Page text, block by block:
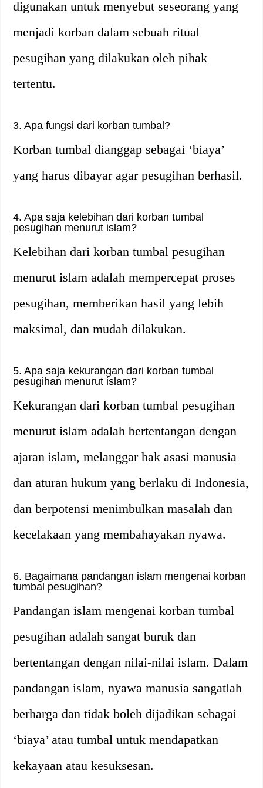
digunakan untuk menyebut seseorang yang
menjadi korban dalam sebuah ritual
pesugihan yang dilakukan oleh pihak
tertentu.
3. Apa fungsi dari korban tumbal?
Korban tumbal dianggap sebagai ‘biaya’
yang harus dibayar agar pesugihan berhasil.
4. Apa saja kelebihan dari korban tumbal
pesugihan menurut islam?
Kelebihan dari korban tumbal pesugihan
menurut islam adalah mempercepat proses
pesugihan, memberikan hasil yang lebih
maksimal, dan mudah dilakukan.
5. Apa saja kekurangan dari korban tumbal
pesugihan menurut islam?
Kekurangan dari korban tumbal pesugihan
menurut islam adalah bertentangan dengan
ajaran islam, melanggar hak asasi manusia
dan aturan hukum yang berlaku di Indonesia,
dan berpotensi menimbulkan masalah dan
kecelakaan yang membahayakan nyawa.
6. Bagaimana pandangan islam mengenai korban
tumbal pesugihan?
Pandangan islam mengenai korban tumbal
pesugihan adalah sangat buruk dan
bertentangan dengan nilai-nilai islam. Dalam
pandangan islam, nyawa manusia sangatlah
berharga dan tidak boleh dijadikan sebagai
‘biaya’ atau tumbal untuk mendapatkan
kekayaan atau kesuksesan.